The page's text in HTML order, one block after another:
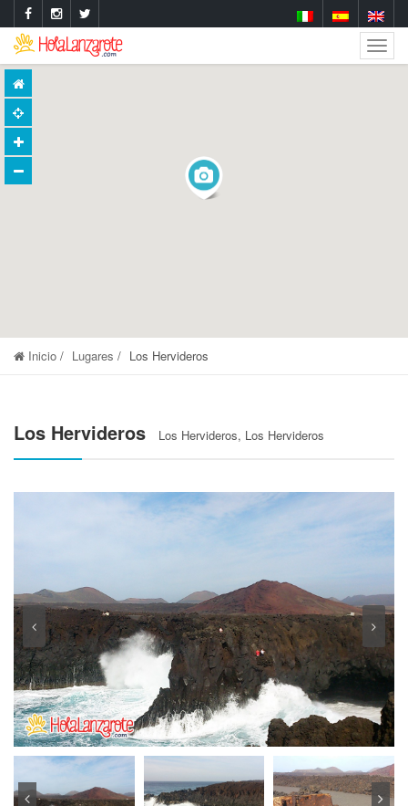
Inicio Lugares Los Hervideros
Los Hervideros Los Hervideros, Los Hervideros